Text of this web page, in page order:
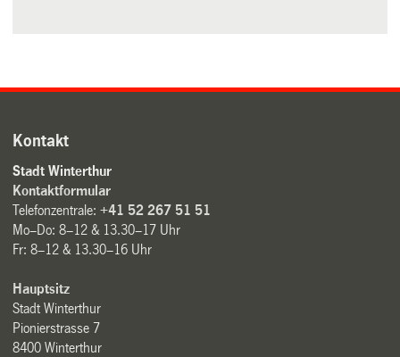
Kontakt
Stadt Winterthur
Kontaktformular
Telefonzentrale:+41 52 267 51 51
Mo–Do: 8–12 & 13.30–17 Uhr
Fr: 8–12 & 13.30–16 Uhr
Hauptsitz
Stadt Winterthur
Pionierstrasse 7
8400 Winterthur